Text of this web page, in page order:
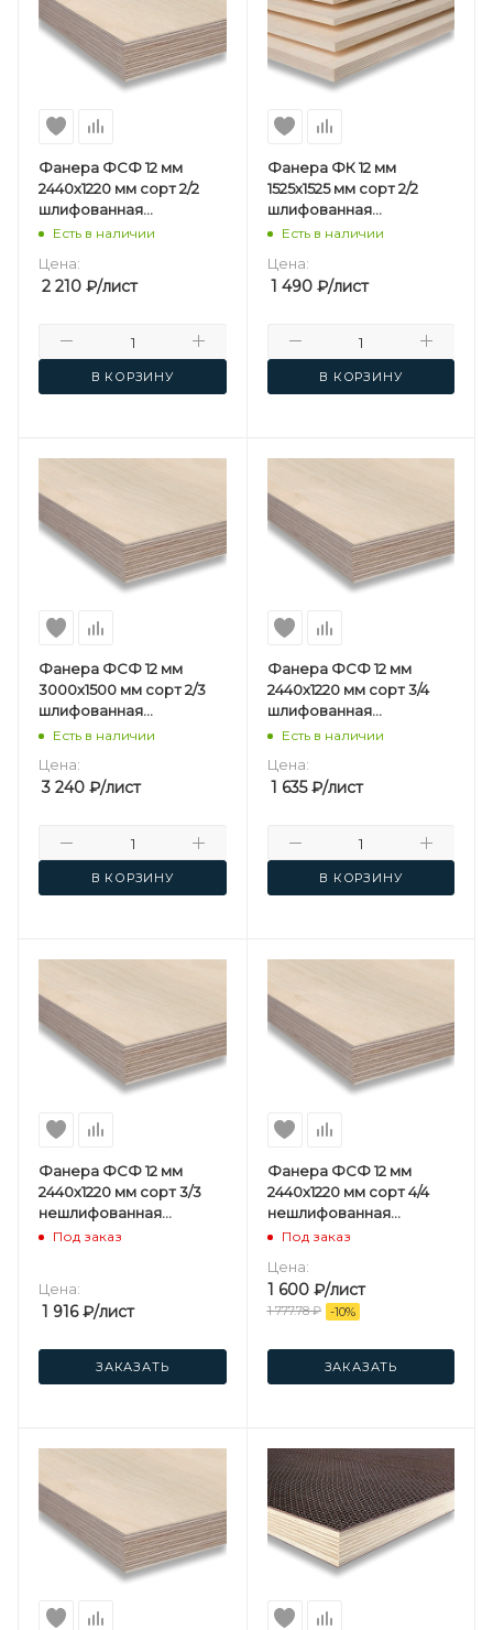
Фанера ФСФ 12 мм
2440х1220 мм сорт 2/2
шлифованная
березовая
Есть в наличии
Цена:
2 210 ₽/лист
В КОРЗИНУ
Фанера ФК 12 мм
1525х1525 мм сорт 2/2
шлифованная
березовая
Есть в наличии
Цена:
1 490₽/лист
В КОРЗИНУ
Фанера ФСФ 12 мм
3000х1500 мм сорт 2/3
шлифованная
березовая
Есть в наличии
Цена:
3 240 ₽/лист
В КОРЗИНУ
Фанера ФСФ 12 мм
2440х1220 мм сорт 3/4
шлифованная
березовая
Есть в наличии
Цена:
1 635₽/лист
В КОРЗИНУ
Фанера ФСФ 12 мм
2440х1220 мм сорт 3/3
нешлифованная
хвойная
Под заказ
Цена:
1 916₽/лист
ЗАКАЗАТЬ
Фанера ФСФ 12 мм
2440х1220 мм сорт 4/4
нешлифованная
березовая
Под заказ
Цена:
1 600₽/лист
1 777.78₽ -10%
ЗАКАЗАТЬ